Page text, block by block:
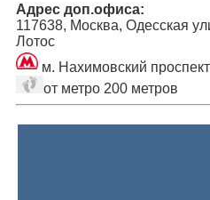
Адрес доп.офиса:
117638, Москва, Одесская
Лотос
м. Нахимовский проспект
от метро 200 метров